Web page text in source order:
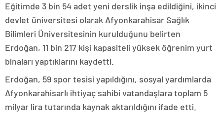
Eğitimde 3 bin 54 adet yeni derslik inşa edildiğini, ikinci
devlet üniversitesi olarak Afyonkarahisar Sağlık
Bilimleri Üniversitesinin kurulduğunu belirten
Erdoğan, 11 bin 217 kişi kapasiteli yüksek öğrenim yurt
binaları yaptıklarını kaydetti.
Erdoğan, 59 spor tesisi yapıldığını, sosyal yardımlarda
Afyonkarahisarlı ihtiyaç sahibi vatandaşlara toplam 5
milyar lira tutarında kaynak aktarıldığını ifade etti.